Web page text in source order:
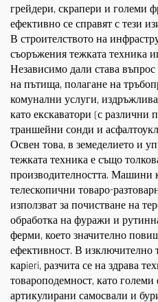
грейдери, скрапери и големи
ефективно се справят с тези
В строителството на
съоръжения тежката техника
Независимо дали става
на пътища, полагане на
комунални услуги,
като екскаватори (с
траншейни сонди и
Освен това, в земеделието и
тежката техника е също
производителността. Машини
телескопични товаро-
използват за почистване на
обработка на фуражи и
ферми, което значително
ефективност. В
карieri, разчита се на здрава
товароподемност, като
артикулирани самосвали и